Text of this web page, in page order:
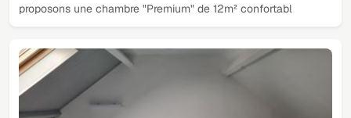
proposons une chambre "Premium" de 12m² confortabl